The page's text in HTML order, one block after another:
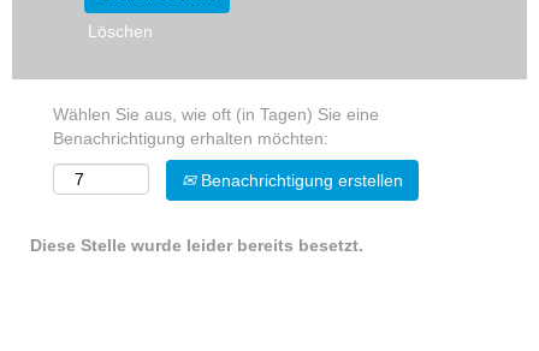
Löschen
Wählen Sie aus, wie oft (in Tagen) Sie eine
Benachrichtigung erhalten möchten:
Benachrichtigung erstellen
Diese Stelle wurde leider bereits besetzt.